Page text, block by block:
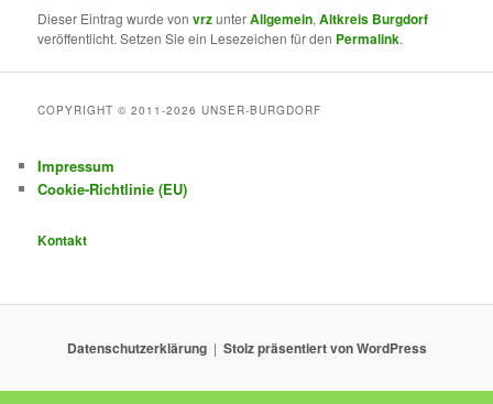
Dieser Eintrag wurde vonvrzunterAllgemein,Altkreis Burgdorf
veröffentlicht. Setzen Sie ein Lesezeichen für den Permalink.
COPYRIGHT © 2011-2026 UNSER-BURGDORF
Impressum
Cookie-Richtlinie (EU)
Kontakt
Datenschutzerklärung Stolz präsentiert von WordPress